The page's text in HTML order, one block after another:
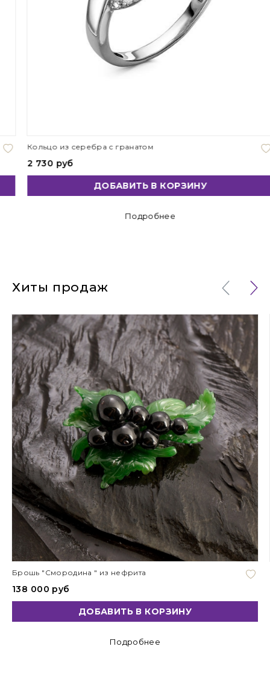
Кольцо из серебра с гранатом
2 730 руб
ДОБАВИТЬ В КОРЗИНУ
Подробнее
Хиты продаж
Брошь "Смородина " из нефрита
138 000 руб
ДОБАВИТЬ В КОРЗИНУ
Подробнее